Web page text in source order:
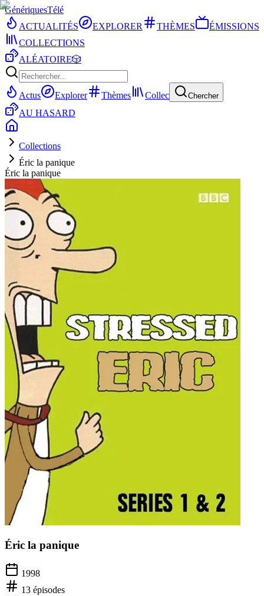
GénériquesTélé
ACTUALITÉS
EXPLORER THÈMES
ÉMISSIONS
COLLECTIONS
ALÉATOIRE🎲
Actus Explorer Thèmes Collec Chercher
AU HASARD
Collections
Éric la panique
Éric la panique
Éric la panique
1998
13 épisodes